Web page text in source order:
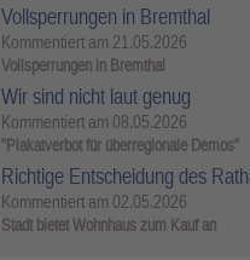
Vollsperrungen in Bremthal
Kommentiert am 21.05.2026
Vollsperrungen in Bremthal
Wir sind nicht laut genug
Kommentiert am 08.05.2026
"Plakatverbot für überregionale Demos"
Richtige Entscheidung des
Kommentiert am 02.05.2026
Stadt bietet Wohnhaus zum Kauf an